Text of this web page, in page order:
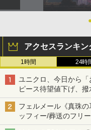
アクセスランキン
1時間 24時
ユニクロ、今日から
ピース待望値下げ、
フェルメール《真珠
ッフィー/葬送のフリ